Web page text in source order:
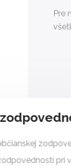
Pre
pri